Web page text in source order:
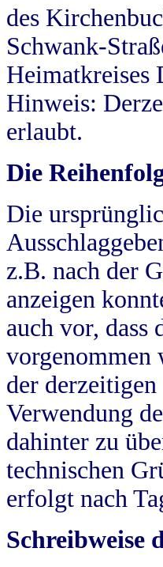
des
Schwank-
Heimatkreises
Hinweis:
erlaubt.
Die
Die
z.B. nach der
anzeigen
auch vor,
vorgenommen
der
Verwendung
dahinter zu
technischen
erfolgt nach
Schreibweise